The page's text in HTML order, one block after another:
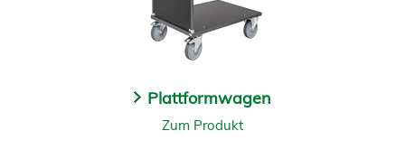
Plattformwagen
Zum Produkt